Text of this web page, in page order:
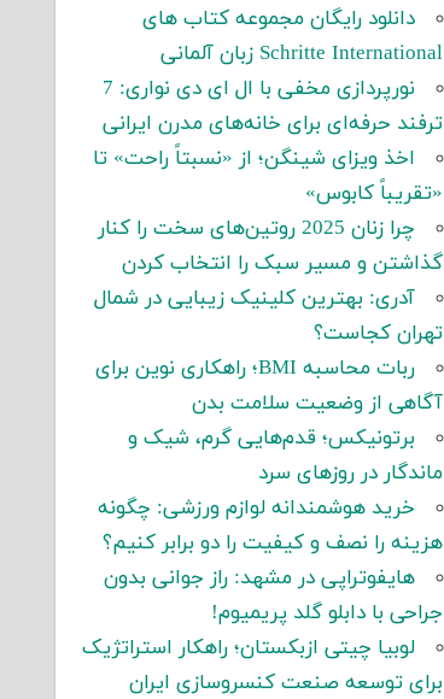
دانلود رایگان مجموعه کتاب های
Schritte International زبان آلمانی
نورپردازی مخفی با ال ای دی نواری: 7
ترفند حرفه‌ای برای خانه‌های مدرن ایرانی
اخذ ویزای شینگن؛ از «نسبتاً راحت» تا
«تقریباً کابوس»
چرا زنان 2025 روتین‌های سخت را کنار
گذاشتن و مسیر سبک را انتخاب کردن
آدری: بهترین کلینیک زیبایی در شمال
تهران کجاست؟
ربات محاسبه BMI؛ راهکاری نوین برای
آگاهی از وضعیت سلامت بدن
برتونیکس؛ قدم‌هایی گرم، شیک و
ماندگار در روزهای سرد
خرید هوشمندانه لوازم ورزشی: چگونه
هزینه را نصف و کیفیت را دو برابر کنیم؟
هایفوتراپی در مشهد: راز جوانی بدون
جراحی با دابلو گلد پریمیوم!
لوبیا چیتی ازبکستان؛ راهکار استراتژیک
برای توسعه صنعت کنسروسازی ایران